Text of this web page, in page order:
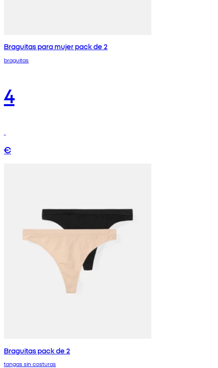
Braguitas para mujer pack de 2
braguitas
4
€
Braguitas pack de 2
tangas sin costuras